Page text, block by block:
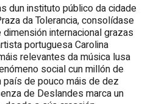
dun instituto público da cidade
da Tolerancia, consolídase
internacional grazas
portuguesa Carolina
relevantes da música lusa
social cun millón de
de pouco máis de dez
de Deslandes marca un